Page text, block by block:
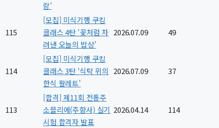
랑’
115
[모집] 미식기행 쿠킹
클래스 4탄 ‘꽃처럼 차
려낸 오늘의 밥상’
2026.07.09 49
114
[모집] 미식기행 쿠킹
클래스 3탄 ‘식탁 위의
한식 팔레트’
2026.07.09 37
113
[합격] 제11회 전통주
소믈리에(주향사) 실기
시험 합격자 발표
2026.04.14 114